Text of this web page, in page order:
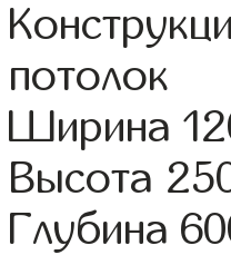
потолок
Ширина
Высота
Глубина